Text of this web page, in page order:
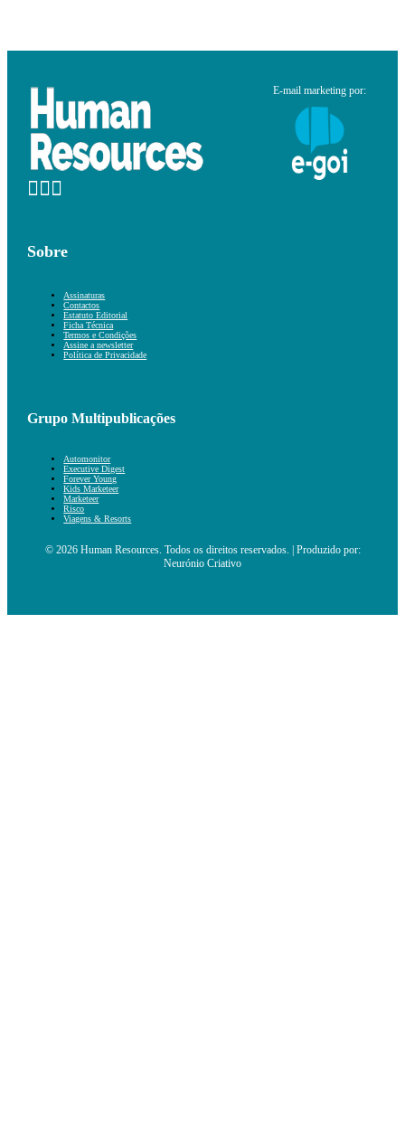
E-mail marketing por:
Sobre
Assinaturas
Contactos
Estatuto Editorial
Ficha Técnica
Termos e Condições
Assine a newsletter
Política de Privacidade
Grupo Multipublicações
Automonitor
Executive Digest
Forever Young
Kids Marketeer
Marketeer
Risco
Viagens & Resorts
© 2026 Human Resources. Todos os direitos reservados. | Produzido por:
Neurónio Criativo